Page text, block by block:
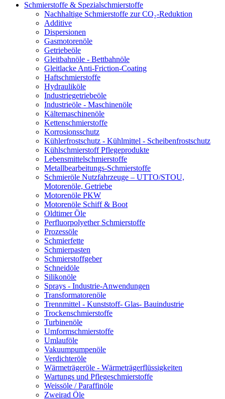
Schmierstoffe & Spezialschmierstoffe
Nachhaltige Schmierstoffe zur CO₂-Reduktion
Additive
Dispersionen
Gasmotorenöle
Getriebeöle
Gleitbahnöle - Bettbahnöle
Gleitlacke Anti-Friction-Coating
Haftschmierstoffe
Hydrauliköle
Industriegetriebeöle
Industrieöle - Maschinenöle
Kältemaschinenöle
Kettenschmierstoffe
Korrosionsschutz
Kühlerfrostschutz - Kühlmittel - Scheibenfrostschutz
Kühlschmierstoff Pflegeprodukte
Lebensmittelschmierstoffe
Metallbearbeitungs-Schmierstoffe
Schmieröle Nutzfahrzeuge – UTTO/STOU,
Motorenöle, Getriebe
Motorenöle PKW
Motorenöle Schiff & Boot
Oldtimer Öle
Perfluorpolyether Schmierstoffe
Prozessöle
Schmierfette
Schmierpasten
Schmierstoffgeber
Schneidöle
Silikonöle
Sprays - Industrie-Anwendungen
Transformatorenöle
Trennmittel - Kunststoff- Glas- Bauindustrie
Trockenschmierstoffe
Turbinenöle
Umformschmierstoffe
Umlauföle
Vakuumpumpenöle
Verdichteröle
Wärmeträgeröle - Wärmeträgerflüssigkeiten
Wartungs und Pflegeschmierstoffe
Weissöle / Paraffinöle
Zweirad Öle